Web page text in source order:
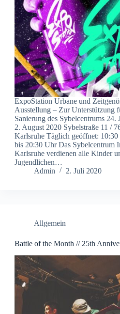
ExpoStation Urbane und
Ausstellung – Zur Unterstützung
Sanierung des Sybelcentrums 24.
2. August 2020 Sybelstraße 11 /
Karlsruhe Täglich geöffnet:
bis 20:30 Uhr Das Sybelcentrum
Karlsruhe verdienen alle Kinder
Jugendlichen…
Admin
2. Juli 2020
Allgemein
Battle of the Month // 25th